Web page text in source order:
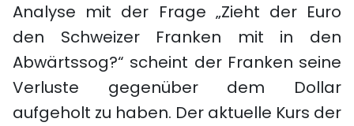
Analyse mit der Frage „Zieht der Euro
den Schweizer Franken mit in den
Abwärtssog?“ scheint der Franken seine
Verluste gegenüber dem Dollar
aufgeholt zu haben. Der aktuelle Kurs der